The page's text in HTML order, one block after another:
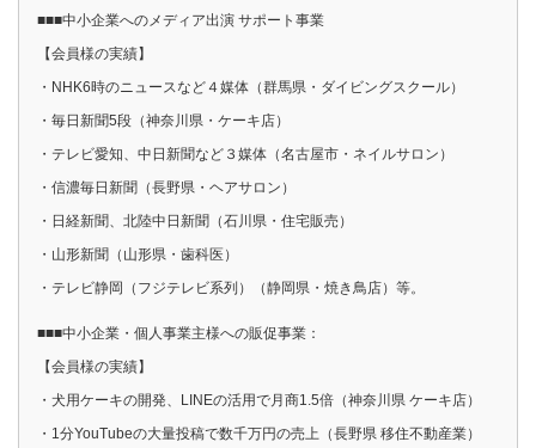
■■■中小企業へのメディア出演 サポート事業
【会員様の実績】
・NHK6時のニュースなど４媒体（群馬県・ダイビングスクール）
・毎日新聞5段（神奈川県・ケーキ店）
・テレビ愛知、中日新聞など３媒体（名古屋市・ネイルサロン）
・信濃毎日新聞（長野県・ヘアサロン）
・日経新聞、北陸中日新聞（石川県・住宅販売）
・山形新聞（山形県・歯科医）
・テレビ静岡（フジテレビ系列）（静岡県・焼き鳥店）等。
■■■中小企業・個人事業主様への販促事業：
【会員様の実績】
・犬用ケーキの開発、LINEの活用で月商1.5倍（神奈川県 ケーキ店）
・1分YouTubeの大量投稿で数千万円の売上（長野県 移住不動産業）